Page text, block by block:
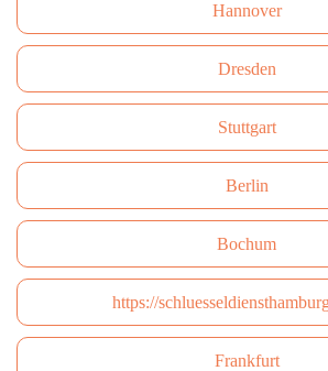
Hannover
Dresden
Stuttgart
Berlin
Bochum
https://
Frankfurt